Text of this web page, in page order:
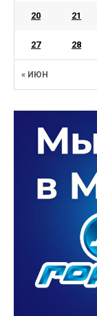
« ИЮН
20 21
27 28